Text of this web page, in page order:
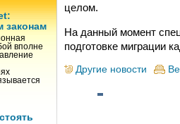
законам
вполне
целом.
На данный момент
подготовке миграции
Другие новости